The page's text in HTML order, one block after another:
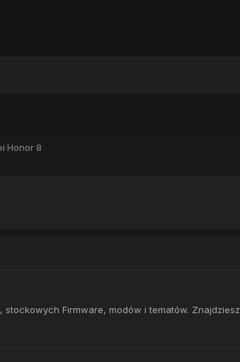
Honor 8
Firmware, modów i tematów. Znajdziesz